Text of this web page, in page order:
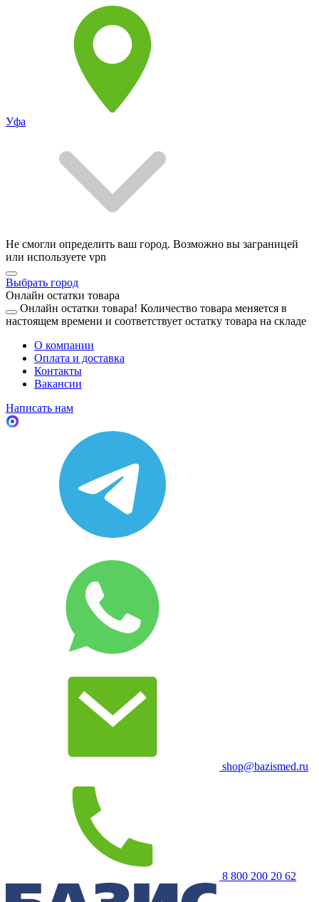
Уфа
Не смогли определить ваш город. Возможно вы заграницей
или используете vpn
Выбрать город
Онлайн остатки товара
Онлайн остатки товара! Количество товара меняется в
настоящем времени и соответствует остатку товара на складе
О компании
Оплата и доставка
Контакты
Вакансии
Написать нам
shop@bazismed.ru
8 800 200 20 62